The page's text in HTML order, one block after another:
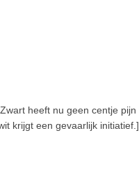
heeft nu geen centje pijn
krijgt een gevaarlijk initiatief.]